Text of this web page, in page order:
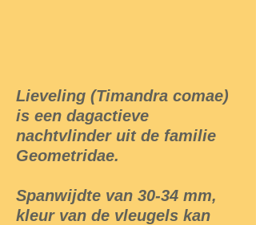
Lieveling (Timandra comae)
is een dagactieve
nachtvlinder uit de familie
Geometridae.
Spanwijdte van 30-34 mm,
kleur van de vleugels kan